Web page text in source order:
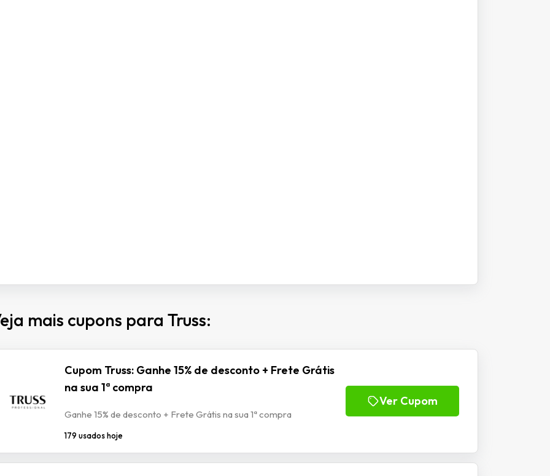
mais cupons para Truss:
Cupom Truss: Ganhe 15% de desconto + Frete Grátis
na sua 1ª compra
Ganhe 15% de desconto + Frete Grátis na sua 1ª compra
179 usados hoje
Ver Cupom